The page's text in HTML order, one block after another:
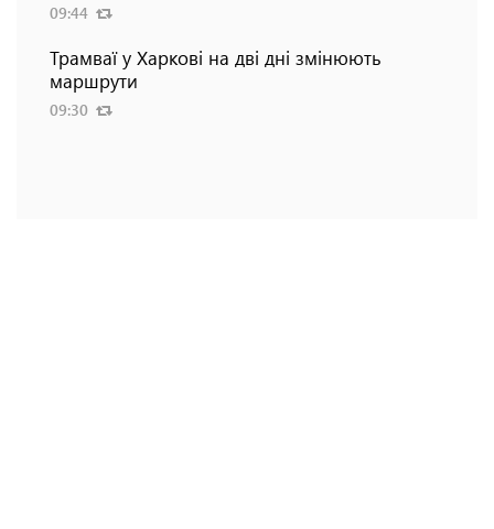
09:44
Трамваї у Харкові на дві дні змінюють
маршрути
09:30